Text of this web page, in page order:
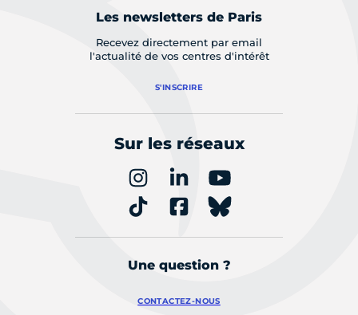
Les newsletters de Paris
Recevez directement par email
l'actualité de vos centres d'intérêt
S'INSCRIRE
Sur les réseaux
Une question ?
CONTACTEZ-NOUS